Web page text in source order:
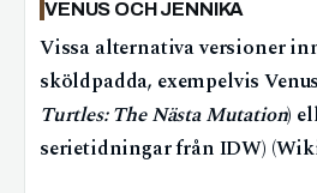
VENUS OCH JENNIKA
Vissa alternativa versioner
sköldpadda, exempelvis
Turtles: The Nästa Mutation)
serietidningar från IDW)